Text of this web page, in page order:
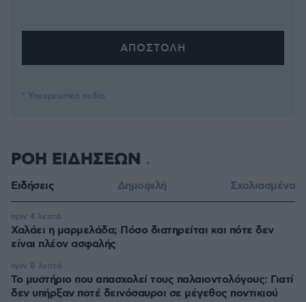
* Υποχρεωτικά πεδία
ΡΟΗ ΕΙΔΗΣΕΩΝ
Ειδήσεις Δημοφιλή Σχολιασμένα
Χαλάει η μαρμελάδα; Πόσο διατηρείται και πότε δεν
είναι πλέον ασφαλής
πριν 4 λεπτά
Το μυστήριο που απασχολεί τους παλαιοντολόγους: Γιατί
δεν υπήρξαν ποτέ δεινόσαυροι σε μέγεθος ποντικιού
πριν 8 λεπτά